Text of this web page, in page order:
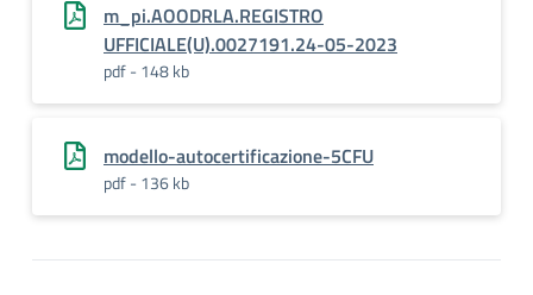
m_pi.AOODRLA.REGISTRO
UFFICIALE(U).0027191.24-05-2023
pdf - 148 kb
modello-autocertificazione-5CFU
pdf - 136 kb